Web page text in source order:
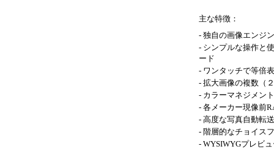
主な特徴：
- 独自の画像エンジ
- シンプルな操作と
ード
- ワンタッチで等
- 拡大画像の複数（
- カラーマネジメン
- 各メーカー現像前
- 高度な写真自動転
- 階層的なチョイス
- WYSIWYGプレ